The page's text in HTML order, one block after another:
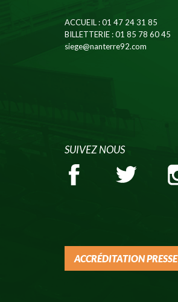
ACCUEIL: 01 47 24 31 85
BILLETTERIE: 01 85 78 60 45
siege@nanterre92.com
SUIVEZ NOUS
ACCRÉDITATION PRESSE